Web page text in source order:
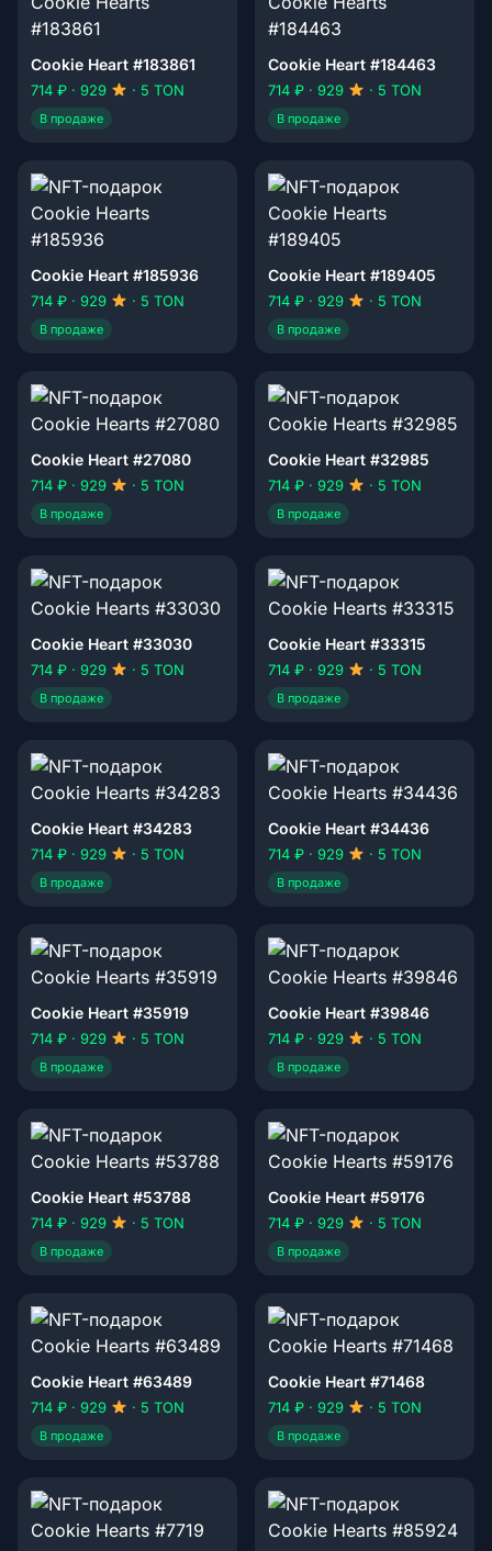
Cookie Heart #183861
714 ₽ · 929 · 5 TON
В продаже
Cookie Heart #184463
714 ₽ · 929 · 5 TON
В продаже
Cookie Heart #185936
714 ₽ · 929 · 5 TON
В продаже
Cookie Heart #189405
714 ₽ · 929 · 5 TON
В продаже
Cookie Heart #27080
714 ₽ · 929 · 5 TON
В продаже
Cookie Heart #32985
714 ₽ · 929 · 5 TON
В продаже
Cookie Heart #33030
714 ₽ · 929 · 5 TON
В продаже
Cookie Heart #33315
714 ₽ · 929 · 5 TON
В продаже
Cookie Heart #34283
714 ₽ · 929 · 5 TON
В продаже
Cookie Heart #34436
714 ₽ · 929 · 5 TON
В продаже
Cookie Heart #35919
714 ₽ · 929 · 5 TON
В продаже
Cookie Heart #39846
714 ₽ · 929 · 5 TON
В продаже
Cookie Heart #53788
714 ₽ · 929 · 5 TON
В продаже
Cookie Heart #59176
714 ₽ · 929 · 5 TON
В продаже
Cookie Heart #63489
714 ₽ · 929 · 5 TON
В продаже
Cookie Heart #71468
714 ₽ · 929 · 5 TON
В продаже